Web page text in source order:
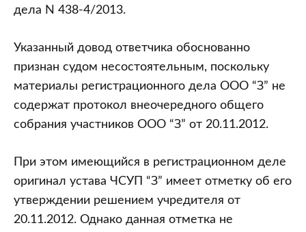
дела N 438-4/2013.
Указанный довод ответчика обоснованно
признан судом несостоятельным, поскольку
материалы регистрационного дела ООО “З” не
содержат протокол внеочередного общего
собрания участников ООО “З” от 20.11.2012.
При этом имеющийся в регистрационном деле
оригинал устава ЧСУП “З” имеет отметку об его
утверждении решением учредителя от
20.11.2012. Однако данная отметка не